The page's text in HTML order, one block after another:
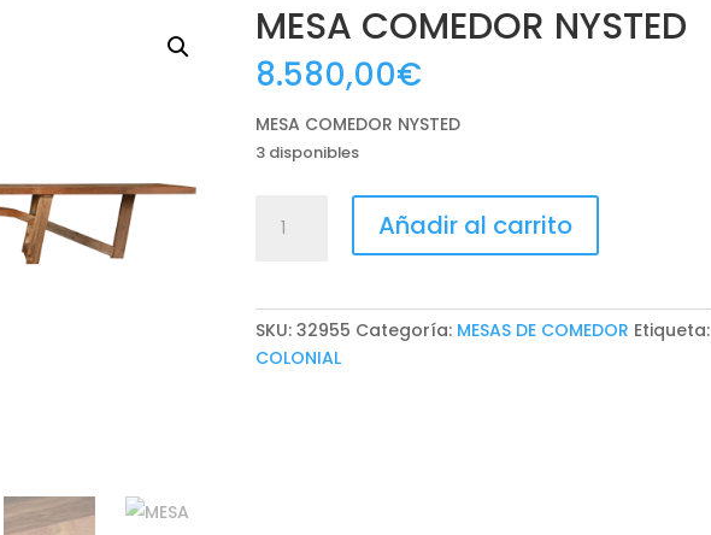
MESA COMEDOR NYSTED
8.580,00€
MESA COMEDOR NYSTED
3 disponibles
COMEDOR
Añadir al carrito
SKU:32955 Categoría: MESAS DE COMEDOR Etiqueta:
COLONIAL